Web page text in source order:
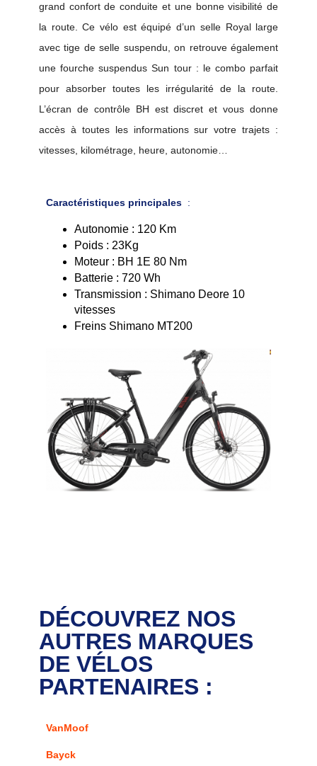
grand confort de conduite et une bonne visibilité de
la route. Ce vélo est équipé d’un selle Royal large
avec tige de selle suspendu, on retrouve également
une fourche suspendus Sun tour : le combo parfait
L’écran de contrôle BH est discret et vous donne
accès à toutes les informations sur votre trajets :
vitesses, kilométrage, heure, autonomie…
Caractéristiques principales :
Autonomie : 120 Km
Poids : 23Kg
Moteur : BH 1E 80 Nm
Batterie : 720 Wh
Transmission : Shimano Deore 10
vitesses
Freins Shimano MT200
DÉCOUVREZ NOS
AUTRES MARQUES
DE VÉLOS
PARTENAIRES :
VanMoof
Bayck